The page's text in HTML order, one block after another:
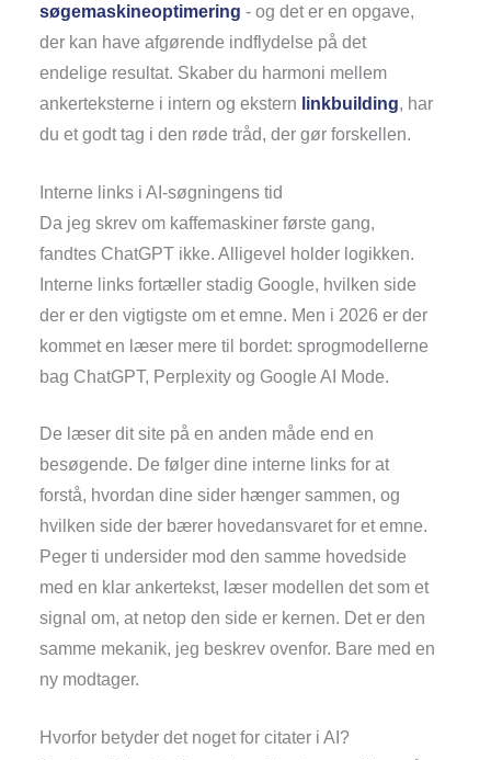
søgemaskineoptimering - og det er en opgave,
der kan have afgørende indflydelse på det
endelige resultat. Skaber du harmoni mellem
ankerteksterne i intern og ekstern linkbuilding, har
du et godt tag i den røde tråd, der gør forskellen.
Interne links i AI-søgningens tid
Da jeg skrev om kaffemaskiner første gang,
fandtes ChatGPT ikke. Alligevel holder logikken.
Interne links fortæller stadig Google, hvilken side
der er den vigtigste om et emne. Men i 2026 er der
kommet en læser mere til bordet: sprogmodellerne
bag ChatGPT, Perplexity og Google AI Mode.
De læser dit site på en anden måde end en
besøgende. De følger dine interne links for at
forstå, hvordan dine sider hænger sammen, og
hvilken side der bærer hovedansvaret for et emne.
Peger ti undersider mod den samme hovedside
med en klar ankertekst, læser modellen det som et
signal om, at netop den side er kernen. Det er den
samme mekanik, jeg beskrev ovenfor. Bare med en
ny modtager.
Hvorfor betyder det noget for citater i AI?